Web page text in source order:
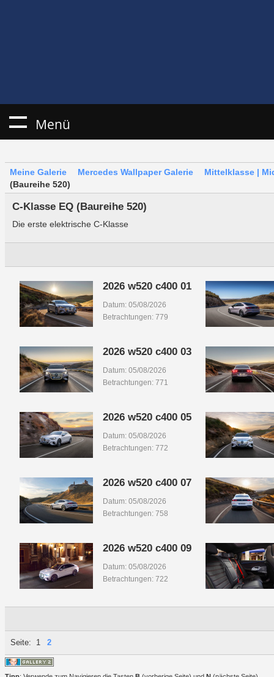
Menü
Meine Galerie Mercedes Wallpaper Galerie
Mittelklasse |
(Baureihe 520)
C-Klasse EQ (Baureihe 520)
Die erste elektrische C-Klasse
2026 w520 c400 01
Datum: 05/08/2026
Betrachtungen: 779
2026 w520 c400 03
Datum: 05/08/2026
Betrachtungen: 771
2026 w520 c400 05
Datum: 05/08/2026
Betrachtungen: 772
2026 w520 c400 07
Datum: 05/08/2026
Betrachtungen: 758
2026 w520 c400 09
Datum: 05/08/2026
Betrachtungen: 722
Seite: 1 2